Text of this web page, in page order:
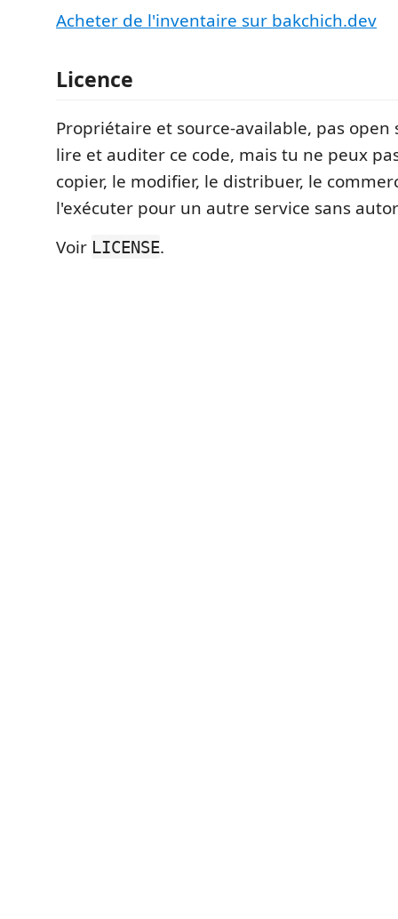
Acheter de l'inventaire sur bakchich.dev
Licence
Propriétaire et source-available, pas open
lire et auditer ce code, mais tu ne peux
copier, le modifier, le distribuer, le
l'exécuter pour un autre service sans
Voir LICENSE.